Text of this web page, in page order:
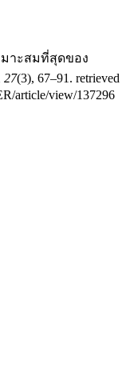
าะสมที่สุดของ
27(3), 67–91. retrieved
article/view/137296